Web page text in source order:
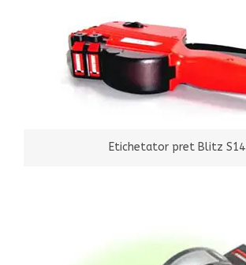
Etichetator pret Blitz S14